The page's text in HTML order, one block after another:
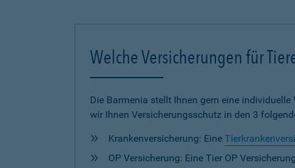
Welche Versicherungen für
Die Barmenia stellt Ihnen gern eine
wir Ihnen Versicherungsschutz in den 3
Krankenversicherung: Eine
OP Versicherung: Eine Tier OP